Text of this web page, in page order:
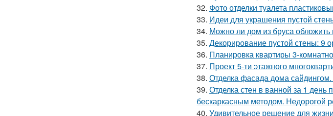
32. Фото отделки туалета
33. Идеи для украшения пустой
34. Можно ли дом из бруса
35. Декорирование пустой стены: 9
36. Планировка квартиры 3-
37. Проект 5-ти этажного
38. Отделка фасада дома
39. Отделка стен в ванной за 1
бескаркасным методом. Недорогой
40. Удивительное решение для